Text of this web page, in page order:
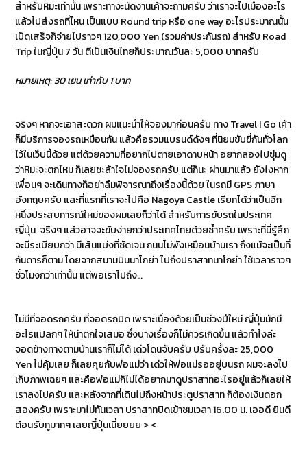
สำหรับหิมะเท่านั้น เพราะทางะนัดงานเค้าจะถามครับ ว่าเราจะไปเมืองอะไร
แล้วไปส่งรถที่ไหน เป็นแบบ Round trip หรือ one way อะไรประมาณนั้น
เบ็ดเสร็จก็จ่ายไปราวๆ 120,000 Yen (รวมค่าประกันรถ) สำหรับ Road
Trip ในญี่ปุ่น 7 วัน ตีเป็นเงินไทยก็ประมาณวันละ 5,000 บาทครับ
หมายเหตุ: 30 เยน เท่ากับ 1 บาท
จริงๆ หากจะเอาสะดวก ผมแนะนำให้จองมาก่อนครับ ทาง Travel I Go เค้า
ก็มีบริการจองรถเหมือนกัน แล้วคือรวมแบรนด์ดังๆ ที่นิยมขับขี่กันทั่วโลก
ไว้ในเว็บนี้ด้วย แต่ด้วยความที่อยากไปตายเอาดาบหน้า อยากลองไปซุ่มดู
ว่าหิมะจะตกไหม ก็เลยชะล้าใจไม่จองรถครับ แต่ก็นะ ผ่านมาแล้ว ยังไงหาก
เพื่อนๆ จะเดินทางก็อย่าลืมพิจารณาถึงเรื่องนี้ด้วย ในรถมี GPS ภาษา
อังกฤษครับ และที่แรกที่เราจะไปคือ Nagoya Castle เรียกได้ว่าเป็นอีก
หนึ่งประสบการณ์ใหม่ของผมเลยก็ว่าได้ สำหรับการขับรถในประเทศ
ญี่ปุ่น จริงๆ แล้วอาจจะขับง่ายกว่าประเทศไทยด้วยซ้ำครับ เพราะที่นี่รู้สึก
จะมีระเบียบกว่า มีเส้นแบ่งที่ชัดเจน ถนนไม่พังเหมือนบ้านเรา ถึงแม้จะเป็นที่
กันดารก็ตาม โดยจากสนามบินนาโกย่า ไปถึงปราสาทนาโกย่า ใช้เวลาราวๆ
ชั่วโมงกว่าเท่านั้น แต่พอเราไปถึง…
ไม่มีที่จอดรถครับ ที่จอดรถปิด เพราะเนื่องด้วยเป็นช่วงปีใหม่ ญี่ปุ่นมักมี
อะไรแปลกๆ ให้น่าตกใจเสมอ ซึ่งบางเรื่องก็ไม่ควรเกิดขึ้น แล้วทำไงล่ะ
จอดข้างทางตามบ้านเราก็ไม่ได้ เด่วโดนจับครับ ปรับครั้งละ 25,000
Yen ไม่คุ้มเลย ก็เลยคุยกับพ่อแม่ว่า เด่วให้พ่อแม่รออยู่บนรถ ผมจะลงไป
เก็บภาพเฉยๆ และคือพ่อแม่ก็ไม่ได้อยากมาดูปราสาทอะไรอยู่แล้วก็เลยให้
เราลงไปครับ และหลังจากที่เดินไปถึงหน้าประตูปราสาท ก็ต้องเงินดอก
สองครับ เพราะมาไม่ทันเวลา ปราสาทปิดเข้าชมเวลา 16.00 น. เออดี ยินดี
ต้อนรับกูมากๆ เลยญี่ปุ่นเนี่ยยยย > <